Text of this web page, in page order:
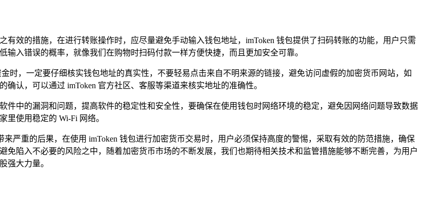
有效的措施，在进行转账操作时，应尽量避免手动输入钱包地址，imToken 钱包提供了扫码转账的功能，用户只需
入错误的概率，就像我们在购物时扫码付款一样方便快捷，而且更加安全可靠。
时，一定要仔细核实钱包地址的真实性，不要轻易点击来自不明来源的链接，避免访问虚假的加密货币网站，如
认，可以通过 imToken 官方社区、客服等渠道来核实地址的准确性。
件中的漏洞和问题，提高软件的稳定性和安全性，要确保在使用钱包时网络环境的稳定，避免因网络问题导致数据
里使用稳定的 Wi-Fi 网络。
严重的后果，在使用 imToken 钱包进行加密货币交易时，用户必须保持高度的警惕，采取有效的防范措施，确保
陷入不必要的风险之中，随着加密货币市场的不断发展，我们也期待相关技术和监管措施能够不断完善，为用户
强大力量。